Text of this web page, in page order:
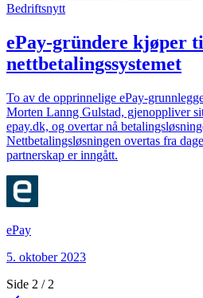
Bedriftsnytt
ePay-gründere kjøper
nettbetalingssystemet
To av de opprinnelige ePay-
Morten Lanng Gulstad, gjenoppliver
epay.dk, og overtar nå
Nettbetalingsløsningen overtas fra
partnerskap er inngått.
ePay
5. oktober 2023
Side 2 / 2